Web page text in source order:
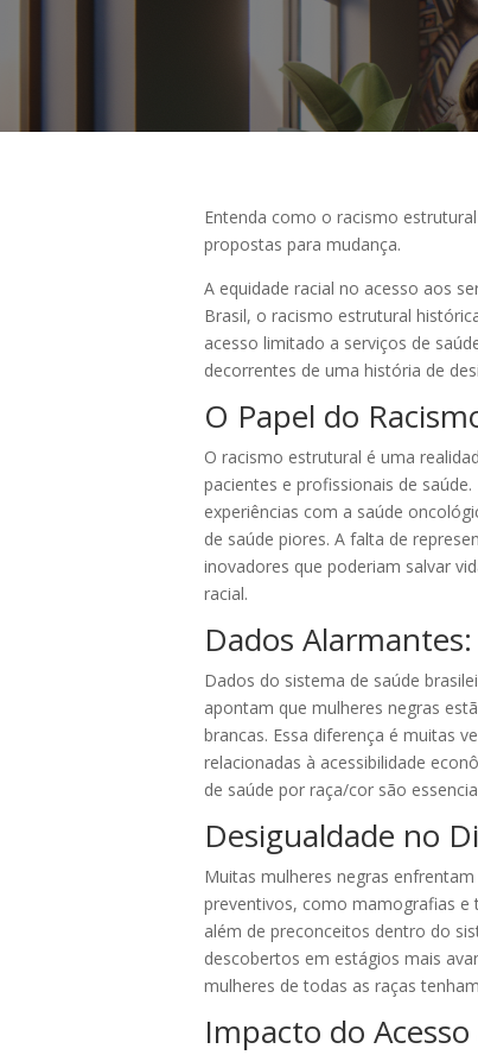
Entenda como o racismo
propostas para mudança.
A equidade racial no acesso aos
Brasil, o racismo estrutural
acesso limitado a serviços de
decorrentes de uma história de
O Papel do
O racismo estrutural é uma
pacientes e profissionais de
experiências com a saúde
de saúde piores. A falta de
inovadores que poderiam salvar
racial.
Dados
Dados do sistema de saúde
apontam que mulheres negras
brancas. Essa diferença é muitas
relacionadas à acessibilidade
de saúde por raça/cor são
Desigualdade no
Muitas mulheres negras
preventivos, como mamografias e
além de preconceitos dentro do
descobertos em estágios mais
mulheres de todas as raças
Impacto do